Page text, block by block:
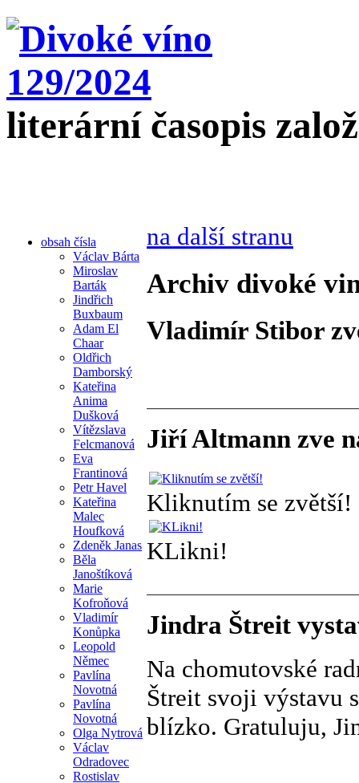
literární časopis
obsah čísla
Václav Bárta
Miroslav
Barták
Jindřich
Buxbaum
Adam El
Chaar
Oldřich
Damborský
Kateřina
Anima
Dušková
Vítězslava
Felcmanová
Eva
Frantinová
Petr Havel
Kateřina
Malec
Houfková
Zdeněk Janas
Běla
Janoštíková
Marie
Kofroňová
Vladimír
Konůpka
Leopold
Němec
Pavlína
Novotná
Pavlína
Novotná
Olga Nytrová
Václav
Odradovec
Rostislav
na další stranu
Archiv divoké
Vladimír Stibor
Jiří Altmann zve
Kliknutím se zvětší!
KLikni!
Jindra Štreit
Na chomutovské
Štreit svoji výstavu
blízko. Gratuluju,